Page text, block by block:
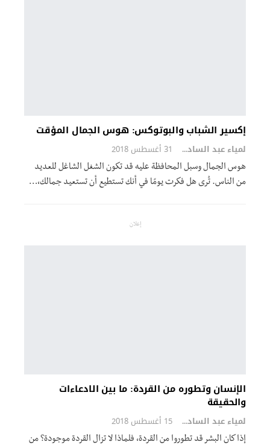
إكسير الشباب والبوتوكس: هوس الجمال المؤقت
لمياء عبد السادة 31 أغسطس 2018
هوس الجمال وسبل المحافظة عليه قد تكون الشغل الشاغل للعديد
من الناس. تُرى هل فكرت يومًا في أنك تستطيع أن تستعيد جمالك،…
إعلان
الإنسان وتطوره من القردة: ما بين الادعاءات
والحقيقة
لمياء عبد السادة 15 أغسطس 2018
إذا كان البشر قد تطوروا من القردة، فلماذا لا تزال القردة موجودة؟ من